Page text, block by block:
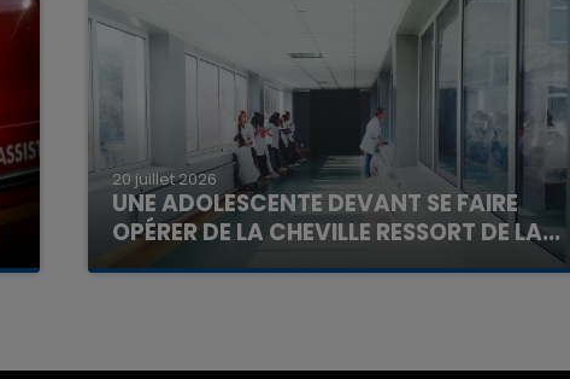
20 juillet 2026
UNE ADOLESCENTE DEVANT SE FAIRE
OPÉRER DE LA CHEVILLE RESSORT DE LA...
La famille a porté plainte contre la clinique qui a
La Team du Week-end